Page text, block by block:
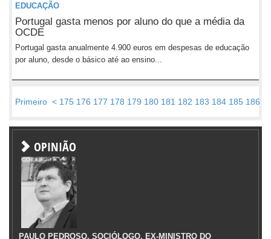
EDUCAÇÃO
Portugal gasta menos por aluno do que a média da
OCDE
Portugal gasta anualmente 4.900 euros em despesas de educação
por aluno, desde o básico até ao ensino...
Primeiro < 175 176 177 178 179 180 181 182 183 184 185 186
OPINIÃO
PAULO PEDROSO, SOCIÓLOGO, EX-MINISTRO DO